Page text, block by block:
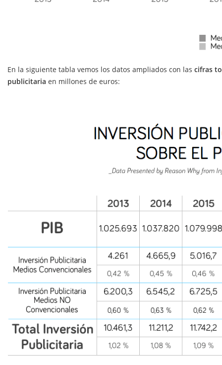
En la siguiente tabla vemos los datos ampliados con las cifras
publicitaria en millones de euros: